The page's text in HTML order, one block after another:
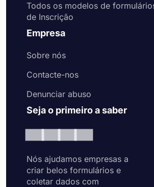
Todos os modelos de
de Inscrição
Empresa
Sobre nós
Contacte-nos
Denunciar abuso
Seja o primeiro a saber
Nós ajudamos empresas a
criar belos formulários e
coletar dados com